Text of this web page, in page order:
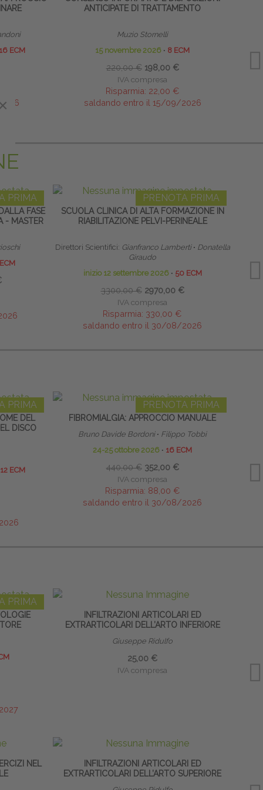
16 ECM
ANTICIPATE DI TRATTAMENTO
Muzio Stornelli
15 novembre 2026 ∙ 8 ECM
220,00 € 198,00 €
IVA compresa
Risparmia: 22,00 €
saldando entro il 15/09/2026
17-
PRIMA
FASE
- MASTER
PRENOTA PRIMA
SCUOLA CLINICA DI ALTA FORMAZIONE IN
RIABILITAZIONE PELVI-PERINEALE
Direttori Scientifici: Gianfranco Lamberti ∙ Donatella
Giraudo
inizio 12 settembre 2026 ∙ 50 ECM
3300,00 € 2970,00 €
IVA compresa
Risparmia: 330,00 €
saldando entro il 30/08/2026
PRIMA
DEL
DISCO
12 ECM
PRENOTA PRIMA
FIBROMIALGIA: APPROCCIO MANUALE
Bruno Davide Bordoni∙ Filippo Tobbi
24-25 ottobre 2026 ∙ 16 ECM
440,00 € 352,00 €
IVA compresa
Risparmia: 88,00 €
saldando entro il 30/08/2026
PRIMA
INFILTRAZIONI ARTICOLARI ED
EXTRARTICOLARI DELL’ARTO INFERIORE
Giuseppe Ridulfo
25,00 €
IVA compresa
NEL
INFILTRAZIONI ARTICOLARI ED
EXTRARTICOLARI DELL’ARTO SUPERIORE
×